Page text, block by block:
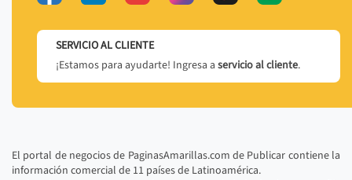
SERVICIO AL CLIENTE
¡Estamos para ayudarte! Ingresa a servicio al cliente.
El portal de negocios de PaginasAmarillas.com de Publicar contiene la
información comercial de 11 países de Latinoamérica.